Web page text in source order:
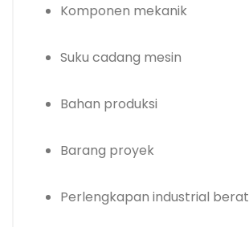
Komponen mekanik
Suku cadang mesin
Bahan produksi
Barang proyek
Perlengkapan industrial berat